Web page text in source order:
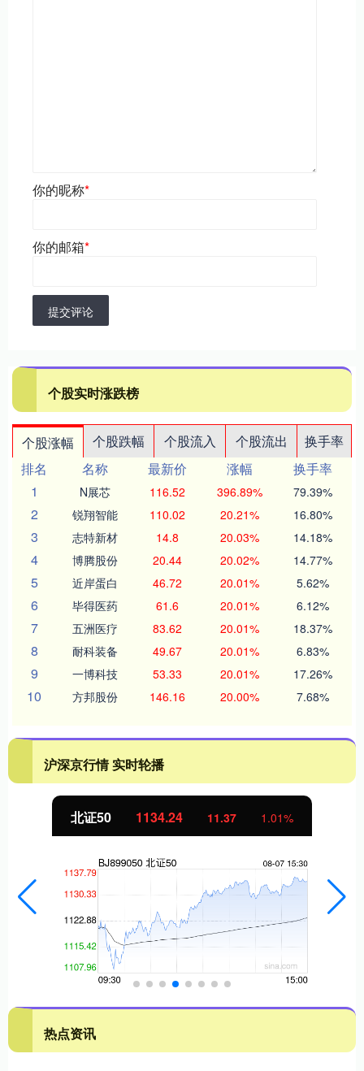
你的昵称*
你的邮箱*
提交评论
个股实时涨跌榜
个股涨幅 个股跌幅 个股流入 个股流出
换手率
排名
名称 最新价 涨幅
换手率
1
N展芯 116.52 396.89% 79.39%
2 锐翔智能 110.02 20.21% 16.80%
3 志特新材 14.8 20.03% 14.18%
4 博腾股份 20.44 20.02% 14.77%
5 近岸蛋白 46.72 20.01% 5.62%
6 毕得医药 61.6 20.01% 6.12%
7 五洲医疗 83.62 20.01% 18.37%
8 耐科装备 49.67 20.01% 6.83%
9 一博科技 53.33 20.01% 17.26%
10 方邦股份 146.16 20.00% 7.68%
沪深京行情 实时轮播
北证50 1134.24 11.37 1.01%
热点资讯